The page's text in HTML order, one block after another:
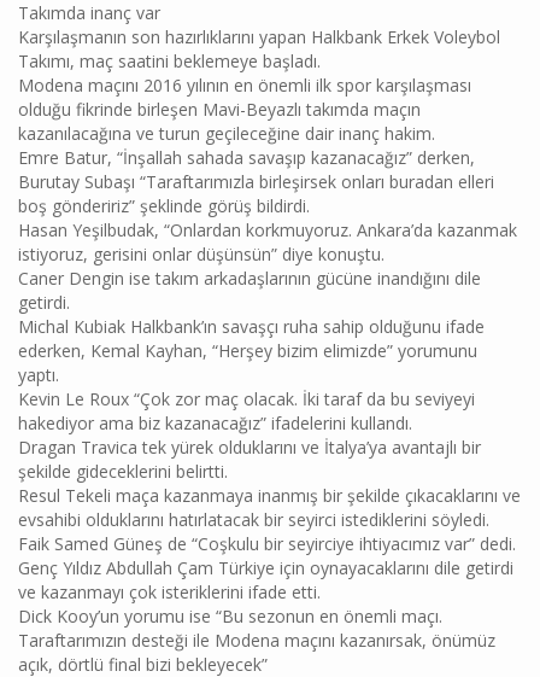
Takımda inanç var
Karşılaşmanın son hazırlıklarını yapan Halkbank Erkek Voleybol
Takımı, maç saatini beklemeye başladı.
Modena maçını 2016 yılının en önemli ilk spor karşılaşması
olduğu fikrinde birleşen Mavi-Beyazlı takımda maçın
kazanılacağına ve turun geçileceğine dair inanç hakim.
Emre Batur, “İnşallah sahada savaşıp kazanacağız” derken,
Burutay Subaşı “Taraftarımızla birleşirsek onları buradan elleri
boş göndeririz” şeklinde görüş bildirdi.
Hasan Yeşilbudak, “Onlardan korkmuyoruz. Ankara’da kazanmak
istiyoruz, gerisini onlar düşünsün” diye konuştu.
Caner Dengin ise takım arkadaşlarının gücüne inandığını dile
getirdi.
Michal Kubiak Halkbank’ın savaşçı ruha sahip olduğunu ifade
ederken, Kemal Kayhan, “Herşey bizim elimizde” yorumunu
yaptı.
Kevin Le Roux “Çok zor maç olacak. İki taraf da bu seviyeyi
hakediyor ama biz kazanacağız” ifadelerini kullandı.
Dragan Travica tek yürek olduklarını ve İtalya’ya avantajlı bir
şekilde gideceklerini belirtti.
Resul Tekeli maça kazanmaya inanmış bir şekilde çıkacaklarını ve
evsahibi olduklarını hatırlatacak bir seyirci istediklerini söyledi.
Faik Samed Güneş de “Coşkulu bir seyirciye ihtiyacımız var” dedi.
Genç Yıldız Abdullah Çam Türkiye için oynayacaklarını dile getirdi
ve kazanmayı çok isteriklerini ifade etti.
Dick Kooy’un yorumu ise “Bu sezonun en önemli maçı.
Taraftarımızın desteği ile Modena maçını kazanırsak, önümüz
açık, dörtlü final bizi bekleyecek”